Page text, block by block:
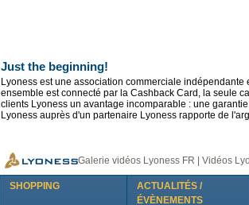
Just the beginning!
Lyoness est une association commerciale
ensemble est connecté par la Cashback Card, la seule
clients Lyoness un avantage incomparable : une
Lyoness auprès d'un partenaire Lyoness rapporte de
Galerie vidéos Lyoness FR | Vidéos
SHOPPING
ACTUALITÉS /
ÉVÈNEMENTS